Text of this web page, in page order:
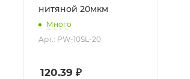
нитяной 20мкм
Много
Арт.: PW-10SL-20
120.39 ₽